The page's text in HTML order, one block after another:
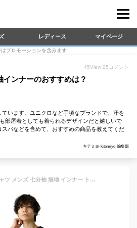
レディース マイページ
プロモーションを含みます
45View 25 コメント
インナーのおすすめは？
います。ユニクロなど手頃なブランドで、汗を
部屋着としても着られるデザインだと嬉しいで
パなどを含めて、おすすめの商品を教えてくだ
キテミヨ-kitemiyo-編集部
[SWANUNION] Tシャツ メンズ 七分袖 無地 インナー トップス 男性 カットソー 細身 タイト U首 L ブラック f320-L-va1